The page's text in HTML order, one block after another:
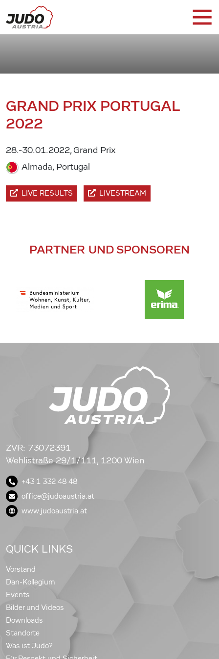
GRAND PRIX PORTUGAL
2022
28.-30.01.2022, Grand Prix
Almada, Portugal
LIVE RESULTS LIVESTREAM
PARTNER UND SPONSOREN
ZVR: 73072391
Wehlistraße 29/1/111, 1200 Wien
+43 1 332 48 48
office@judoaustria.at
www.judoaustria.at
QUICK LINKS
Vorstand
Dan-Kollegium
Events
Bilder und Videos
Downloads
Standorte
Was ist Judo?